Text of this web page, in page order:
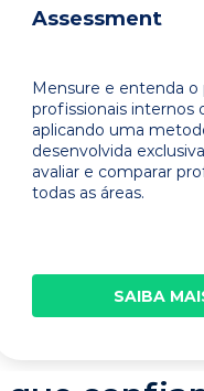
Assessment
Mensure e entenda o
profissionais internos
aplicando uma
desenvolvida
avaliar e comparar
todas as áreas.
SAIBA